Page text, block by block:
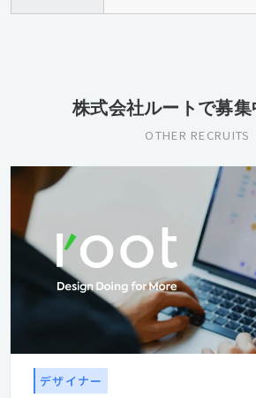
株式会社ルートで募集
OTHER RECRUITS
デザイナー